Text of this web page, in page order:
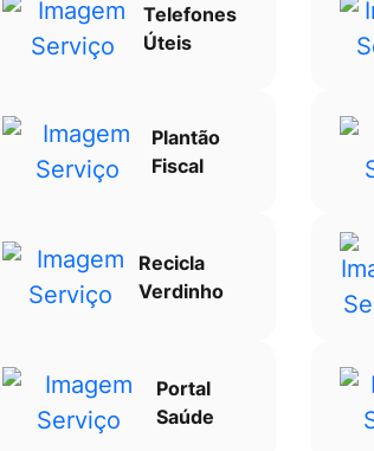
Telefones
Úteis
Plantão
Fiscal
Recicla
Verdinho
Portal
Saúde